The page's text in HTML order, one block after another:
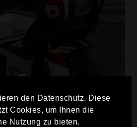
den Datenschutz. Diese
Cookies, um Ihnen die
Nutzung zu bieten.